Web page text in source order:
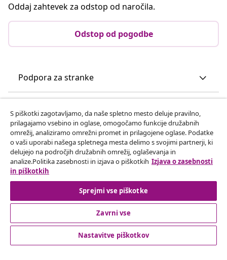
Oddaj zahtevek za odstop od naročila.
Odstop od pogodbe
Podpora za stranke
vidaXL
Odkrijte več
© 2008-2026 vidaXL Spletna stran www.vidaxl.si je last vidaXL
S piškotki zagotavljamo, da naše spletno mesto deluje pravilno,
prilagajamo vsebino in oglase, omogočamo funkcije družabnih
omrežij, analiziramo omrežni promet in prilagojene oglase. Podatke
o vaši uporabi našega spletnega mesta delimo s svojimi partnerji, ki
delujejo na področjih družabnih omrežij, oglaševanja in
analize.Politika zasebnosti in izjava o piškotkih Izjava o zasebnosti
in piškotkih
Sprejmi vse piškotke
Zavrni vse
Nastavitve piškotkov